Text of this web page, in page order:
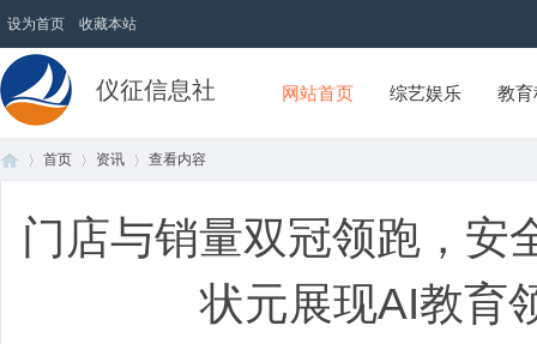
设为首页 收藏本站
仪征信息社 网站首页 综艺娱乐 教
首页 资讯 查看内容
门店与销量双冠领跑，安
状元展现AI教育